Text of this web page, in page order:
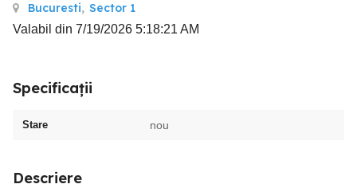
Bucuresti, Sector 1
Valabil din 7/19/2026 5:18:21 AM
Specificații
Stare nou
Descriere